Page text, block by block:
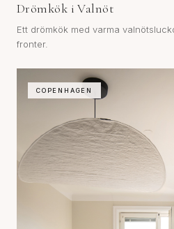
Drömkök i Valnöt
Ett drömkök med varma
fronter.
COPENHAGEN